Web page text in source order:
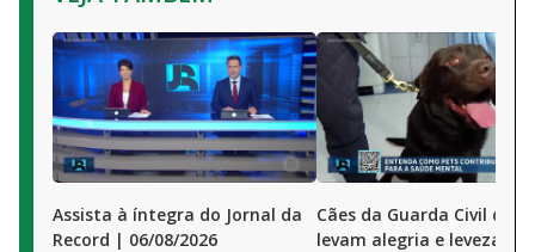
Assista à íntegra do Jornal da
Record | 06/08/2026
Cães da Guarda Civil de SP
levam alegria e leveza a